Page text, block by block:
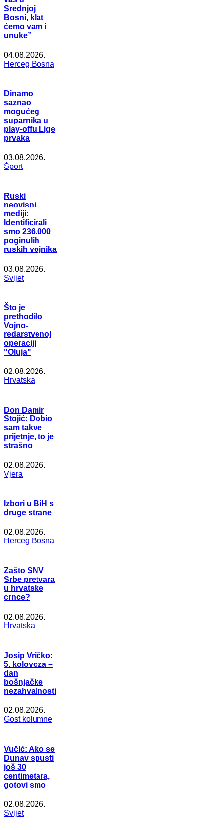
Srednjoj
Bosni, klat
ćemo vam i
unuke”
04.08.2026.
Herceg Bosna
Dinamo
saznao
mogućeg
suparnika u
play-offu Lige
prvaka
03.08.2026.
Šport
Ruski
neovisni
mediji:
Identificirali
smo 236.000
poginulih
ruskih vojnika
03.08.2026.
Svijet
Što je
prethodilo
Vojno-
redarstvenoj
operaciji
"Oluja"
02.08.2026.
Hrvatska
Don Damir
Stojić: Dobio
sam takve
prijetnje, to je
strašno
02.08.2026.
Vjera
Izbori u BiH s
druge strane
02.08.2026.
Herceg Bosna
Zašto SNV
Srbe pretvara
u hrvatske
crnce?
02.08.2026.
Hrvatska
Josip Vričko:
5. kolovoza –
dan
bošnjačke
nezahvalnosti
02.08.2026.
Gost kolumne
Vučić: Ako se
Dunav spusti
još 30
centimetara,
gotovi smo
02.08.2026.
Svijet